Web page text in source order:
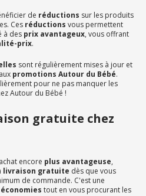
de réductions sur les produits
Ces réductions vous permettent
à des prix avantageux, vous offrant
prix.
sont régulièrement mises à jour et
promotions Autour du Bébé.
pour ne pas manquer les
Autour du Bébé !
gratuite chez
encore plus avantageuse,
livraison gratuite dès que vous
de commande. C'est une
économies tout en vous procurant les